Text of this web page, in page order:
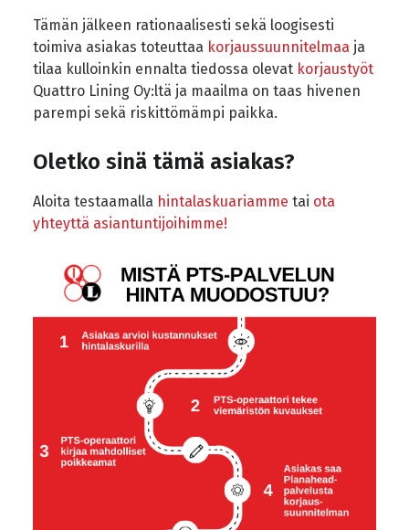
Tämän jälkeen rationaalisesti sekä loogisesti
toimiva asiakas toteuttaa korjaussuunnitelmaa ja
tilaa kulloinkin ennalta tiedossa olevat korjaustyöt
Quattro Lining Oy:ltä ja maailma on taas hivenen
parempi sekä riskittömämpi paikka.
Oletko sinä tämä asiakas?
Aloita testaamalla hintalaskuariamme tai ota
yhteyttä asiantuntijoihimme!